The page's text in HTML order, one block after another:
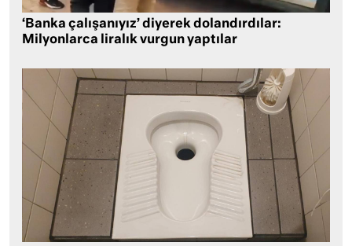
‘Banka çalışanıyız’ diyerek dolandırdılar:
Milyonlarca liralık vurgun yaptılar